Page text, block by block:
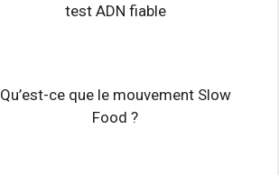
test ADN fiable
Qu’est-ce que le mouvement Slow
Food ?